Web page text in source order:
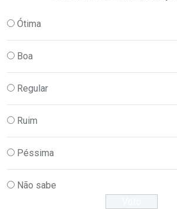
Ótima
Boa
Regular
Ruim
Péssima
Não sabe